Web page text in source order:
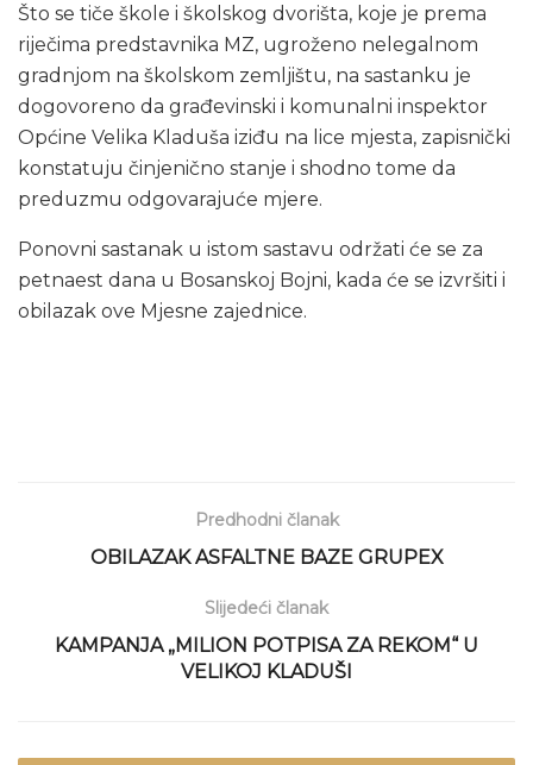
Što se tiče škole i školskog dvorišta, koje je prema
riječima predstavnika MZ, ugroženo nelegalnom
gradnjom na školskom zemljištu, na sastanku je
dogovoreno da građevinski i komunalni inspektor
Općine Velika Kladuša iziđu na lice mjesta, zapisnički
konstatuju činjenično stanje i shodno tome da
preduzmu odgovarajuće mjere.
Ponovni sastanak u istom sastavu održati će se za
petnaest dana u Bosanskoj Bojni, kada će se izvršiti i
obilazak ove Mjesne zajednice.
Predhodni članak
OBILAZAK ASFALTNE BAZE GRUPEX
Slijedeći članak
KAMPANJA „MILION POTPISA ZA REKOM“ U
VELIKOJ KLADUŠI